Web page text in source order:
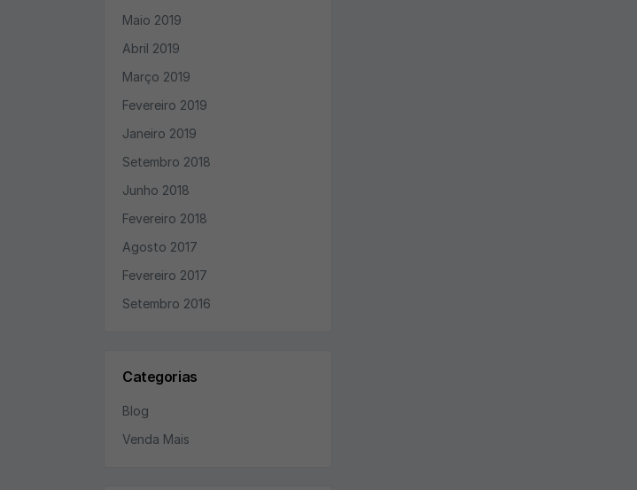
Maio 2019
Abril 2019
Março 2019
Fevereiro 2019
Janeiro 2019
Setembro 2018
Junho 2018
Fevereiro 2018
Agosto 2017
Fevereiro 2017
Setembro 2016
Categorias
Blog
Venda Mais